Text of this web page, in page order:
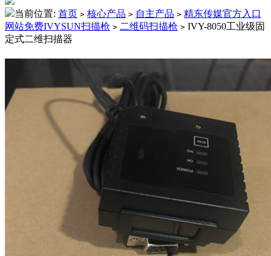
当前位置: 首页 > 核心产品 > 自主产品 > 精东传媒官方入口
网站免费IVYSUN扫描枪 > 二维码扫描枪 > IVY-8050工业级固
定式二维扫描器